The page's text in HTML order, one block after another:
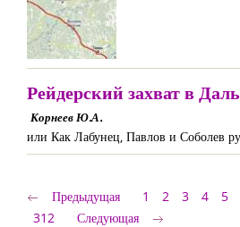
Рейдерский захват в
Корнеев Ю.А.
или Как Лабунец, Павлов и Соболев
Предыдущая 1 2 3 4 5
312
Следующая